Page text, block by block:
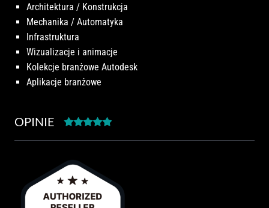
Architektura / Konstrukcja
Mechanika / Automatyka
Infrastruktura
Wizualizacje i animacje
Kolekcje branżowe Autodesk
Aplikacje branżowe
OPINIE